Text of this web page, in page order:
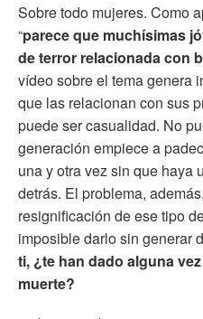
Sobre todo mujeres. Como
“parece que muchísimas
de terror relacionada con
vídeo sobre el tema genera
que las relacionan con sus
puede ser casualidad. No
generación empiece a
una y otra vez sin que haya
detrás. El problema,
resignificación de ese tipo
imposible darlo sin generar
ti, ¿te han dado alguna
muerte?